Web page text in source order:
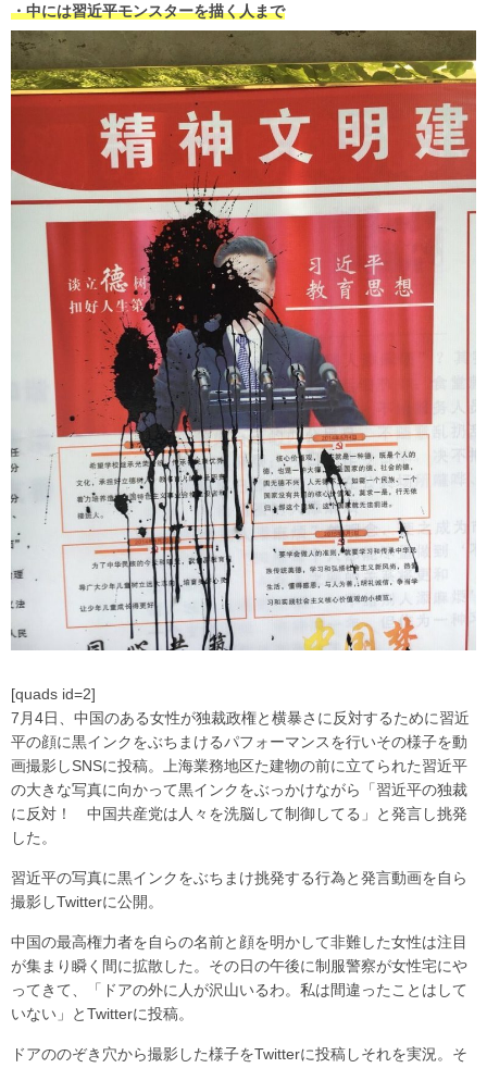
・中には習近平モンスターを描く人まで
[quads id=2]
7月4日、中国のある女性が独裁政権と横暴さに反対するために習近
平の顔に黒インクをぶちまけるパフォーマンスを行いその様子を動
画撮影しSNSに投稿。上海業務地区た建物の前に立てられた習近平
の大きな写真に向かって黒インクをぶっかけながら「習近平の独裁
に反対！ 中国共産党は人々を洗脳して制御してる」と発言し挑発
した。
習近平の写真に黒インクをぶちまけ挑発する行為と発言動画を自ら
撮影しTwitterに公開。
中国の最高権力者を自らの名前と顔を明かして非難した女性は注目
が集まり瞬く間に拡散した。その日の午後に制服警察が女性宅にや
ってきて、「ドアの外に人が沢山いるわ。私は間違ったことはして
いない」とTwitterに投稿。
ドアののぞき穴から撮影した様子をTwitterに投稿しそれを実況。そ